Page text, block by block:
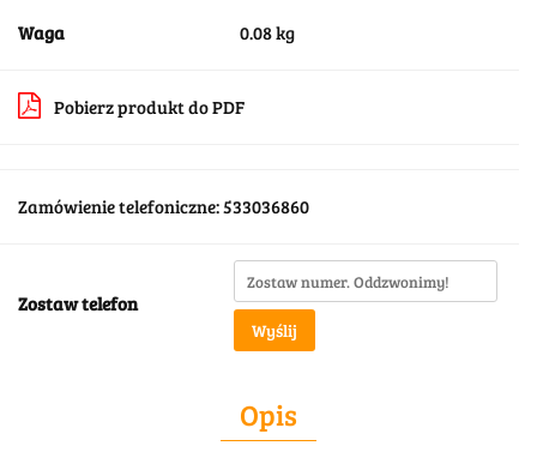
Waga 0.08 kg
Pobierz produkt do PDF
Zamówienie telefoniczne: 533036860
Zostaw telefon
Wyślij
Opis